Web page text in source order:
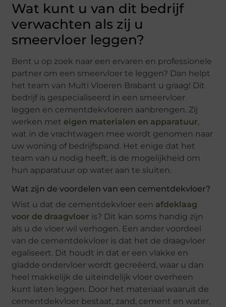
Wat kunt u van dit bedrijf
verwachten als zij u
smeervloer leggen?
Bent u op zoek naar een ervaren en professionele
partner om een smeervloer te leggen? Dan helpt
het team van Multi Vloeren Brabant u graag! Dit
bedrijf is gespecialiseerd in een smeervloer
leggen en cementdekvloeren aanbrengen. Zij
werken met eigen materialen en apparatuur,
wat in de vrachtwagen mee wordt genomen naar
uw woning of bedrijfspand. Het enige dat het
team van u nodig heeft, is de mogelijkheid om
hun apparatuur op water aan te sluiten.
Wat zijn de voordelen van een cementdekvloer?
Wist u dat de cementdekvloer een afdeklaag
voor de draagvloer is? Dit kan soms handig zijn
als u de vloer wil verhogen. Een ander voordeel
van de cementdekvloer is dat het de draagvloer
egaliseert. Dit houdt in dat er een vlakke en
gladde ondervloer wordt gecreëerd, waar u dan
heel makkelijk de uiteindelijk vloer overheen
kunt laten leggen. Door het materiaal waaruit de
cementdekvloer bestaat, zand, cement en water,